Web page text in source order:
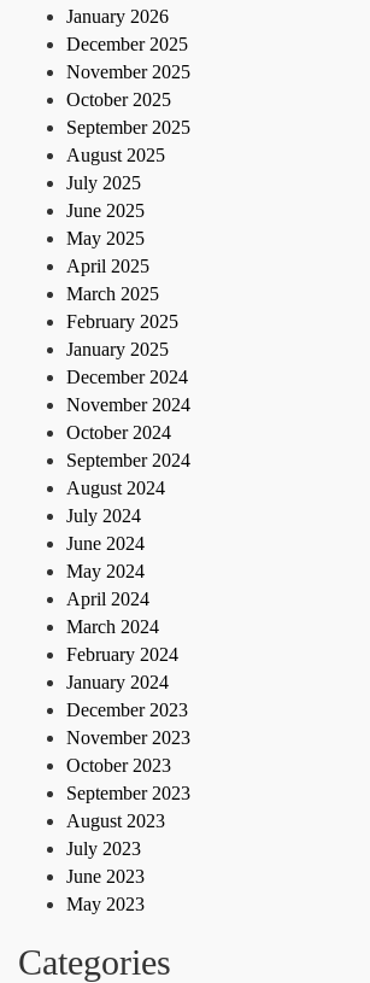
January 2026
December 2025
November 2025
October 2025
September 2025
August 2025
July 2025
June 2025
May 2025
April 2025
March 2025
February 2025
January 2025
December 2024
November 2024
October 2024
September 2024
August 2024
July 2024
June 2024
May 2024
April 2024
March 2024
February 2024
January 2024
December 2023
November 2023
October 2023
September 2023
August 2023
July 2023
June 2023
May 2023
Categories